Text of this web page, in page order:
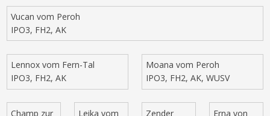
Vucan vom Peroh
IPO3, FH2, AK
Lennox vom Fern-Tal
IPO3, FH2, AK
Moana vom Peroh
IPO3, FH2, AK, WUSV
Champ zur
Leika vom
Zender
Erna von